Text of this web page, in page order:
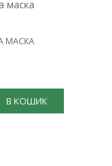
МАСКА
В КОШИК